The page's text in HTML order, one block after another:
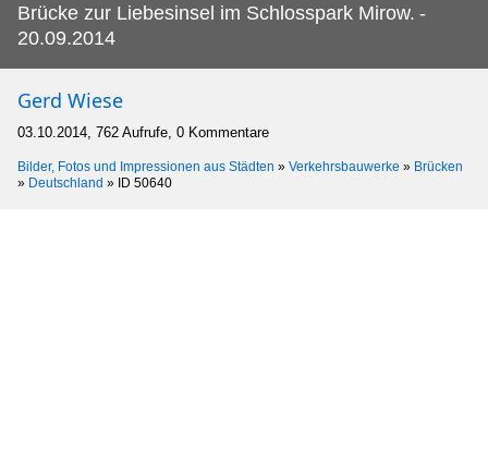
Brücke zur Liebesinsel im Schlosspark Mirow. -
20.09.2014
Gerd Wiese
03.10.2014, 762 Aufrufe, 0 Kommentare
Bilder, Fotos und Impressionen aus Städten » Verkehrsbauwerke » Brücken
» Deutschland » ID 50640